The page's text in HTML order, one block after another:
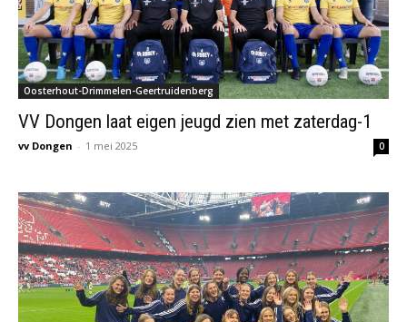
Oosterhout-Drimmelen-Geertruidenberg
VV Dongen laat eigen jeugd zien met zaterdag-1
vv Dongen - 1 mei 2025 0